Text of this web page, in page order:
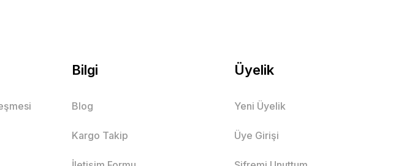
Bilgi
Blog
Kargo Takip
Üyelik
Yeni Üyelik
Üye Girişi